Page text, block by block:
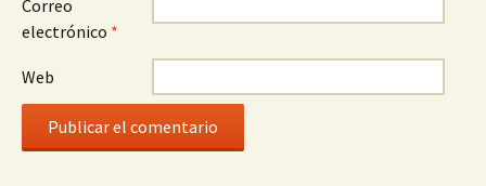
Correo
electrónico *
Web